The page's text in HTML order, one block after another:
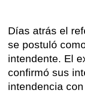
Días atrás el
se postuló
intendente. El
confirmó sus
intendencia